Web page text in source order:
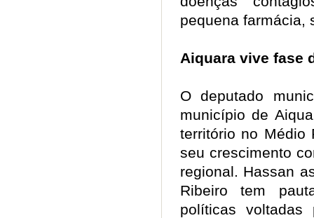
pequena
Aiquara vive
O deputado
município de
território no Médio
seu crescimento
regional. Hassan
Ribeiro tem
políticas